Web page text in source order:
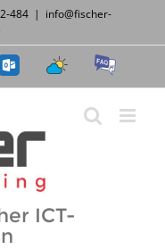
484 | info@fischer-
WetterFAQ
ICT-